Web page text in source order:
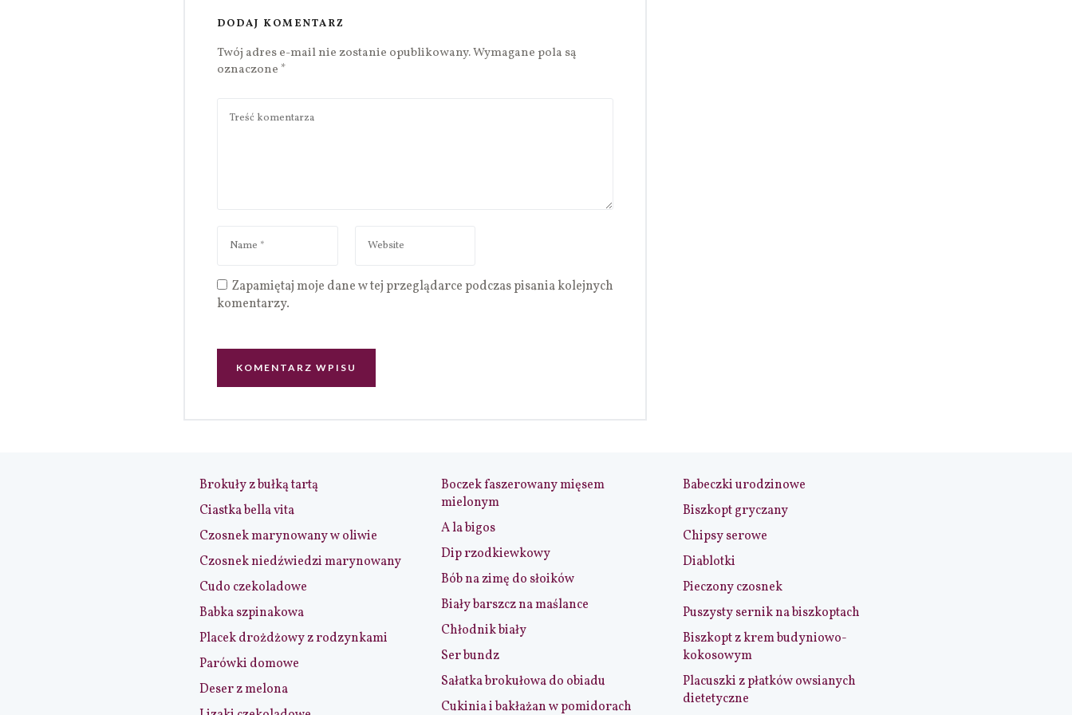
DODAJ KOMENTARZ
Twój adres e-mail nie zostanie opublikowany.Wymagane pola są
oznaczone *
Zapamiętaj moje dane w tej przeglądarce podczas pisania kolejnych
komentarzy.
Brokuły z bułką tartą
Ciastka bella vita
Czosnek marynowany w oliwie
Czosnek niedźwiedzi marynowany
Cudo czekoladowe
Babka szpinakowa
Placek drożdżowy z rodzynkami
Parówki domowe
Deser z melona
Boczek faszerowany mięsem
mielonym
A la bigos
Dip rzodkiewkowy
Bób na zimę do słoików
Biały barszcz na maślance
Chłodnik biały
Ser bundz
Sałatka brokułowa do obiadu
Cukinia i bakłażan w pomidorach
Babeczki urodzinowe
Biszkopt gryczany
Chipsy serowe
Diablotki
Pieczony czosnek
Puszysty sernik na biszkoptach
Biszkopt z krem budyniowo-
kokosowym
Placuszki z płatków owsianych
dietetyczne